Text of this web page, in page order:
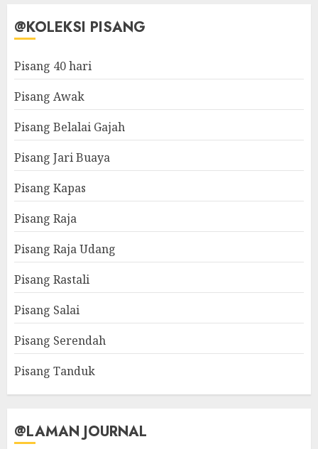
@KOLEKSI PISANG
Pisang 40 hari
Pisang Awak
Pisang Belalai Gajah
Pisang Jari Buaya
Pisang Kapas
Pisang Raja
Pisang Raja Udang
Pisang Rastali
Pisang Salai
Pisang Serendah
Pisang Tanduk
@LAMAN JOURNAL